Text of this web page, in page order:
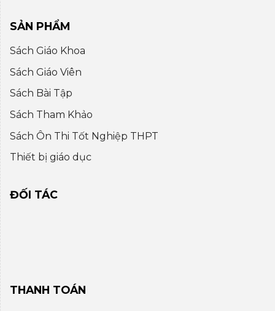
SẢN PHẨM
Sách Giáo Khoa
Sách Giáo Viên
Sách Bài Tập
Sách Tham Khảo
Sách Ôn Thi Tốt Nghiệp THPT
Thiết bị giáo dục
ĐỐI TÁC
THANH TOÁN